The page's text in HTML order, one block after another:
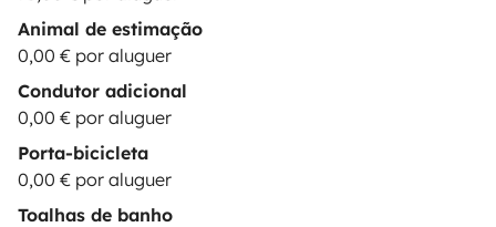
Animal de estimação
0,00 € por aluguer
Condutor adicional
0,00 € por aluguer
Porta-bicicleta
0,00 € por aluguer
Toalhas de banho